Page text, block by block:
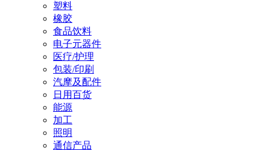
塑料
橡胶
食品饮料
电子元器件
医疗/护理
包装/印刷
汽摩及配件
日用百货
能源
加工
照明
通信产品